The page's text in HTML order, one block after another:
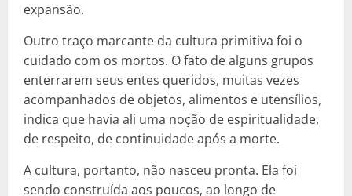
expansão.
Outro traço marcante da cultura primitiva foi o
cuidado com os mortos. O fato de alguns grupos
enterrarem seus entes queridos, muitas vezes
acompanhados de objetos, alimentos e utensílios,
indica que havia ali uma noção de espiritualidade,
de respeito, de continuidade após a morte.
A cultura, portanto, não nasceu pronta. Ela foi
sendo construída aos poucos, ao longo de